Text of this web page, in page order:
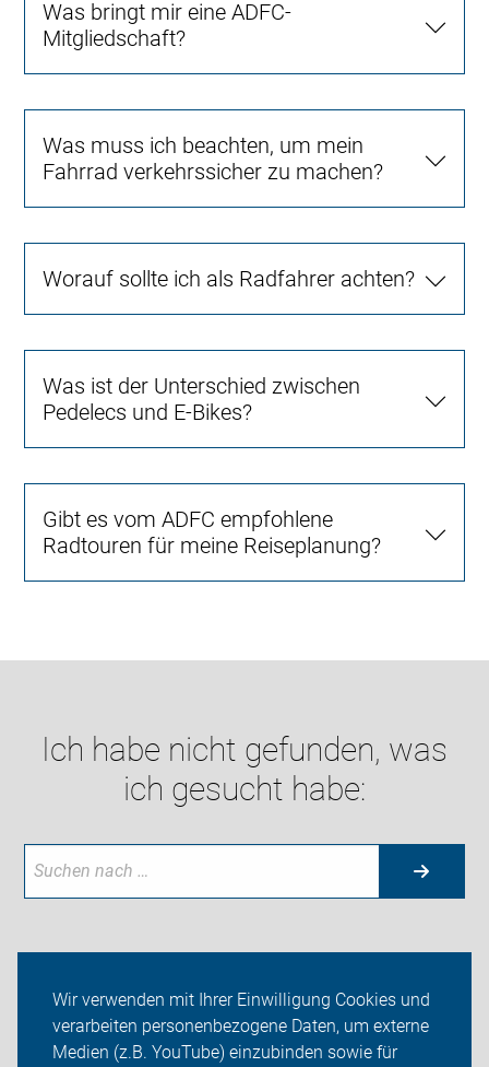
Wir verwenden mit Ihrer Einwilligung Cookies und
verarbeiten personenbezogene Daten, um externe
Medien (z.B. YouTube) einzubinden sowie für
Was bringt mir eine ADFC-
Mitgliedschaft?
Was muss ich beachten, um mein
Fahrrad verkehrssicher zu machen?
Worauf sollte ich als Radfahrer achten?
Was ist der Unterschied zwischen
Pedelecs und E-Bikes?
Gibt es vom ADFC empfohlene
Radtouren für meine Reiseplanung?
Ich habe nicht gefunden, was
ich gesucht habe:
Themen